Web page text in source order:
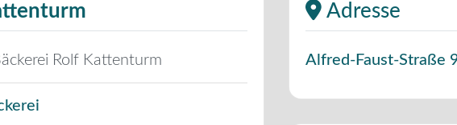
Rolf Kattenturm
Adresse
Alfred-Faust-Straße